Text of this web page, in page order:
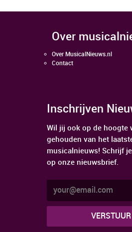
over
Over MusicalNieuws.nl
Contact
Inschrijven
Wil jij ook op de hoogte
gehouden van het
musicalnieuws! Schrijf
op onze nieuwsbrief.